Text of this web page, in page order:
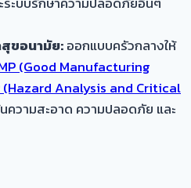
ขอนามัย:ออกแบบครัวกลางให้
(Good Manufacturing
(Hazard Analysis and Critical
ความสะอาด ความปลอดภัย และ